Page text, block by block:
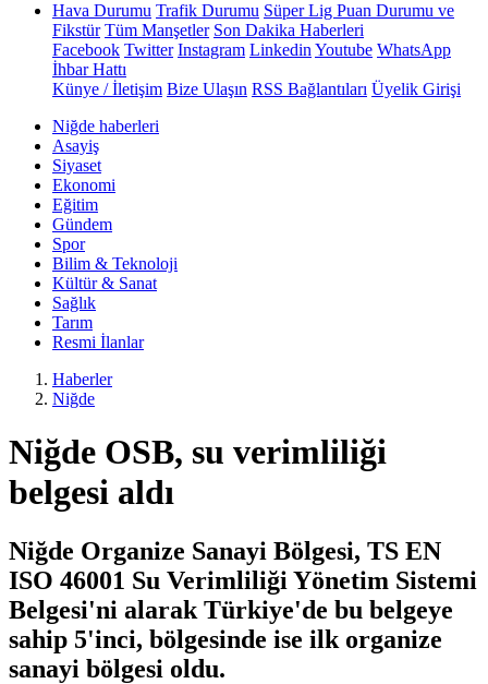
Hava Durumu Trafik Durumu Süper Lig Puan Durumu ve
Fikstür Tüm Manşetler Son Dakika Haberleri
Facebook Twitter Instagram Linkedin Youtube WhatsApp
İhbar Hattı
Künye / İletişim Bize Ulaşın RSS Bağlantıları Üyelik Girişi
Niğde haberleri
Asayiş
Siyaset
Ekonomi
Eğitim
Gündem
Spor
Bilim & Teknoloji
Kültür & Sanat
Sağlık
Tarım
Resmi İlanlar
Haberler
Niğde
Niğde OSB, su verimliliği
belgesi aldı
Niğde Organize Sanayi Bölgesi, TS EN
ISO 46001 Su Verimliliği Yönetim Sistemi
Belgesi'ni alarak Türkiye'de bu belgeye
sahip 5'inci, bölgesinde ise ilk organize
sanayi bölgesi oldu.